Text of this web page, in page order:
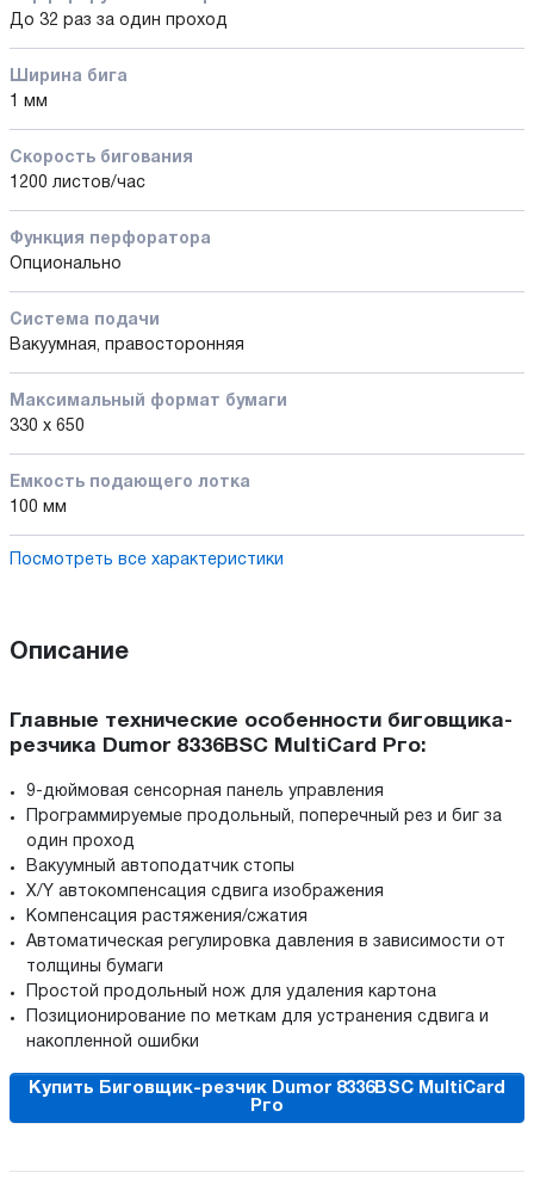
До 32 раз за один проход
Ширина бига
1 мм
Скорость бигования
1200 листов/час
Функция перфоратора
Опционально
Система подачи
Вакуумная, правосторонняя
Максимальный формат бумаги
330 x 650
Емкость подающего лотка
100 мм
Посмотреть все характеристики
Описание
Главные технические особенности биговщика-
резчика Dumor 8336BSC MultiCard Рго:
9-дюймовая сенсорная панель управления
Программируемые продольный, поперечный рез и биг за
один проход
Вакуумный автоподатчик стопы
Х/Y автокомпенсация сдвига изображения
Компенсация растяжения/сжатия
Автоматическая регулировка давления в зависимости от
толщины бумаги
Простой продольный нож для удаления картона
Позиционирование по меткам для устранения сдвига и
накопленной ошибки
Купить Биговщик-резчик Dumor 8336BSC MultiCard
Рго